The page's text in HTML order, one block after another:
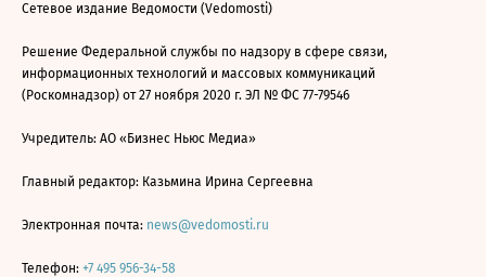
Сетевое издание Ведомости (Vedomosti)
Решение Федеральной службы по надзору в сфере связи,
информационных технологий и массовых коммуникаций
(Роскомнадзор) от 27 ноября 2020 г. ЭЛ № ФС 77-79546
Учредитель: АО «Бизнес Ньюс Медиа»
Главный редактор: Казьмина Ирина Сергеевна
Электронная почта: news@vedomosti.ru
Телефон: +7 495 956-34-58